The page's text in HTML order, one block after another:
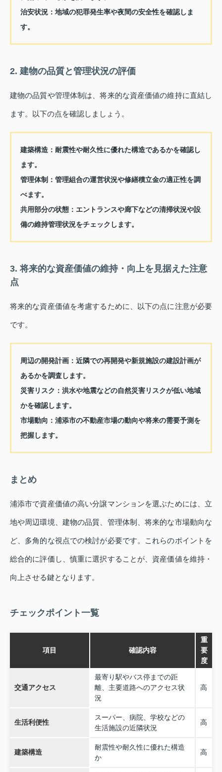
治安状況： 地域の犯罪発生率や夜間の安全性を確認しま
す。
2. 建物の品質と管理状況の評価
建物の品質や管理体制は、将来的な資産価値の維持に直結し
ます。以下の点を確認しましょう。
建築構造： 耐震性や耐久性に優れた構造であるかを確認し
ます。
管理体制： 管理組合の運営状況や修繕積立金の適正性を調
べます。
共用部分の状態： エントランスや廊下などの清掃状況や設
備の維持管理状況をチェックします。
3. 将来的な資産価値の維持・向上を見据えた注意
点
将来的な資産価値を考慮するために、以下の点に注意が必要
です。
周辺の開発計画： 近隣での再開発や新規施設の建設計画が
あるかを調査します。
災害リスク： 洪水や地震などの自然災害リスクが低い地域
かを確認します。
市場動向： 浦添市の不動産市場の動向や将来の需要予測を
把握します。
まとめ
浦添市で資産価値の高い分譲マンションを選ぶためには、立
地や周辺環境、建物の品質、管理体制、将来的な市場動向な
ど、多角的な視点での検討が必要です。これらのポイントを
総合的に評価し、慎重に選択することが、資産価値を維持・
向上させる鍵となります。
チェックポイント一覧
項目 確認内容
重
要
度
交通アクセス
最寄り駅やバス停までの距
離、主要道路へのアクセス状
況
高
生活利便性
スーパー、病院、学校などの
生活施設の近隣状況
高
建築構造
耐震性や耐久性に優れた構造
か
高